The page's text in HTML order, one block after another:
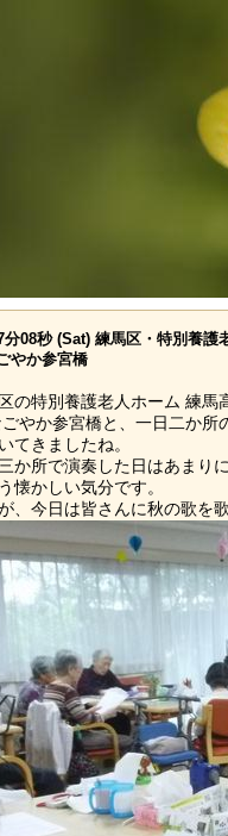
08秒 (Sat) 練馬区・特別養護
やか参宮橋
の特別養護老人ホーム 練馬
やか参宮橋と、一日二か所
てきましたね。
か所で演奏した日はあまり
懐かしい気分です。
、今日は皆さんに秋の歌を